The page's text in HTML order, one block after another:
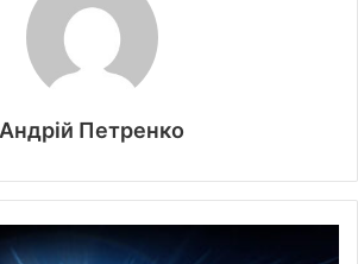
Андрій Петренко